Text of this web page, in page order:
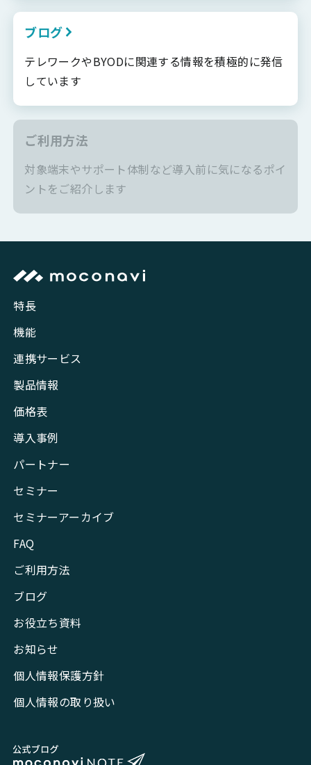
ブログ
テレワークやBYODに関連する情報を積極的に発信
しています
ご利用方法
対象端末やサポート体制など導入前に気になるポイ
ントをご紹介します
特長
機能
連携サービス
製品情報
価格表
導入事例
パートナー
セミナー
セミナーアーカイブ
FAQ
ご利用方法
ブログ
お役立ち資料
お知らせ
個人情報保護方針
個人情報の取り扱い